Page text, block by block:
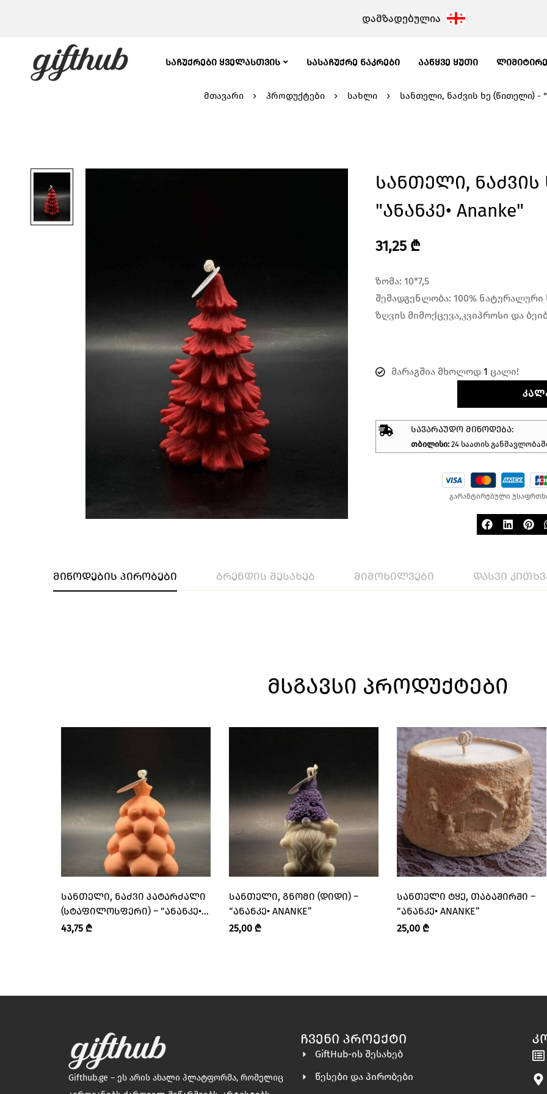
დამზადებულია
ᲡᲐᲩᲣᲥᲠᲔᲑᲘ ᲧᲕᲔᲚᲐᲡᲗᲕᲘᲡ ᲡᲐᲡᲐᲩᲣᲥᲠᲔ ᲜᲐᲙᲠᲔᲑᲘ ᲐᲐᲬᲧᲕᲔ ᲧᲣᲗᲘ
მთავარი პროდუქტები სახლი სანთელი, ნაძვის ხე (წითელი) -
Სანთელი,
"ანანკე• Ananke"
31,25 ₾
ზომა: 10*7,5
შემადგენლობა: 100%
ზღვის მიმოქცევა,კვიპროსი და
მარაგშია მხოლოდ 1 ცალი!
ᲡᲐᲕᲐᲠᲐᲣᲓᲝ ᲛᲘᲬᲝᲓᲔᲑᲐ:
თბილისი: 24 საათის
გარანტირებული
მიწოდების პირობები ბრენდის შესახებ მიმოხილვები დასვი
ᲛᲡᲒᲐᲕᲡᲘ ᲞᲠᲝᲓᲣᲥᲢᲔᲑᲘ
ᲡᲐᲜᲗᲔᲚᲘ, ᲜᲐᲫᲕᲘ ᲞᲐᲢᲐᲠᲫᲐᲚᲘ
(ᲡᲢᲐᲤᲘᲚᲝᲡᲤᲔᲠᲘ) – “ᲐᲜᲐᲜᲙᲔ•
ANANKE”
43,75 ₾
ᲡᲐᲜᲗᲔᲚᲘ, ᲒᲜᲝᲛᲘ (ᲓᲘᲓᲘ) –
“ᲐᲜᲐᲜᲙᲔ• ANANKE”
25,00 ₾
ᲡᲐᲜᲗᲔᲚᲘ ᲢᲧᲔ, ᲗᲐᲑᲐᲨᲘᲠᲨᲘ –
“ᲐᲜᲐᲜᲙᲔ• ANANKE”
25,00 ₾
Gifthub.ge – ეს არის ახალი პლატფორმა, რომელიც
ᲩᲕᲔᲜᲘ ᲞᲠᲝᲔᲥᲢᲘ
GiftHub-ის შესახებ
წესები და პირობები